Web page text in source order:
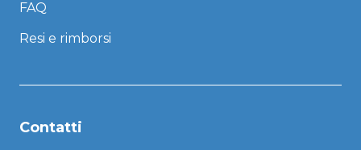
FAQ
Resi e rimborsi
Contatti